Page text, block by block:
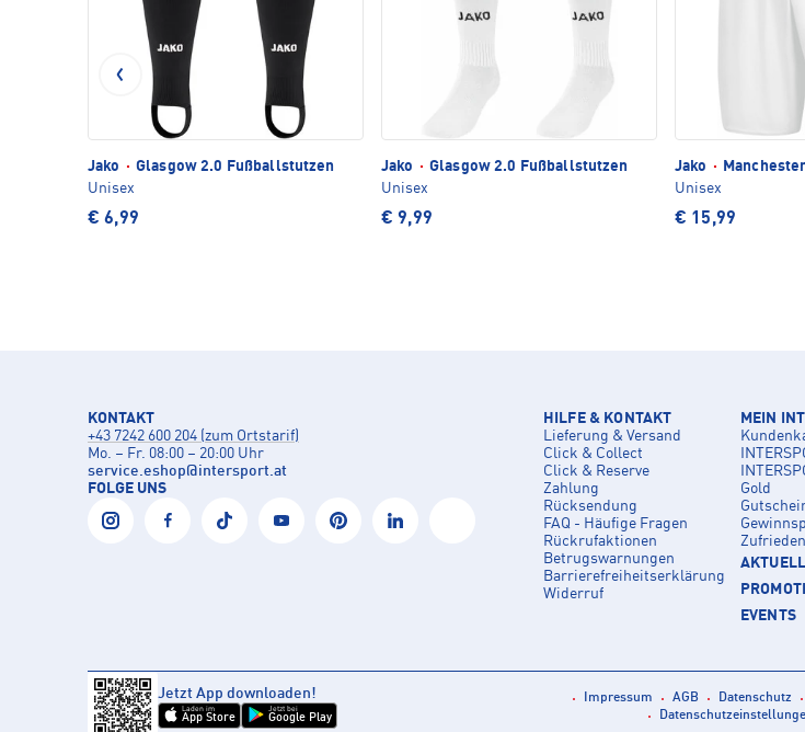
Jako · Glasgow 2.0 Fußballstutzen
Unisex
€ 6,99
Jako · Glasgow 2.0 Fußballstutzen
Unisex
€ 9,99
Jako ·
Unisex
€ 15,99
KONTAKT
+43 7242 600 204 (zum Ortstarif)
Mo. – Fr. 08:00 – 20:00 Uhr
service.eshop@intersport.at
FOLGE UNS
HILFE & KONTAKT
Lieferung & Versand
Click & Collect
Click & Reserve
Zahlung
Rücksendung
FAQ - Häufige Fragen
Rückrufaktionen
Betrugswarnungen
Barrierefreiheitserklärung
Widerruf
MEIN
Gold
EVENTS
Jetzt App downloaden!
Laden im
App Store
Jetzt bei
Google Play
Impressum AGB Datenschutz